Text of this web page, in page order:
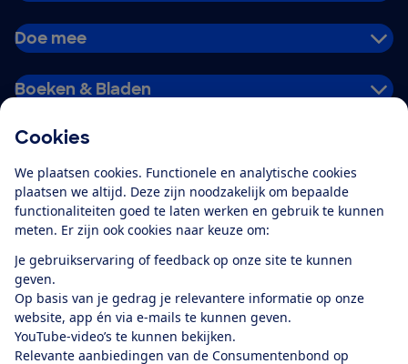
Cookies
We plaatsen cookies. Functionele en analytische cookies
plaatsen we altijd. Deze zijn noodzakelijk om bepaalde
functionaliteiten goed te laten werken en gebruik te kunnen
meten. Er zijn ook cookies naar keuze om:
Je gebruikservaring of feedback op onze site te kunnen
geven.
Op basis van je gedrag je relevantere informatie op onze
website, app én via e-mails te kunnen geven.
YouTube-video’s te kunnen bekijken.
Relevante aanbiedingen van de Consumentenbond op
Doe mee
Boeken & Bladen
Alles over de
app
Algemene Voorwaarden
Privacyverklaring
Cookiebeleid
Privacyvoorkeuren